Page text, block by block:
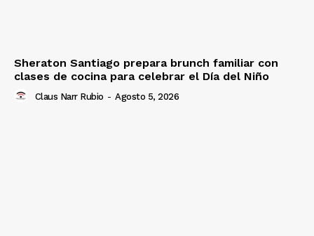
Sheraton Santiago prepara brunch familiar con
clases de cocina para celebrar el Día del Niño
Claus Narr Rubio - Agosto 5, 2026